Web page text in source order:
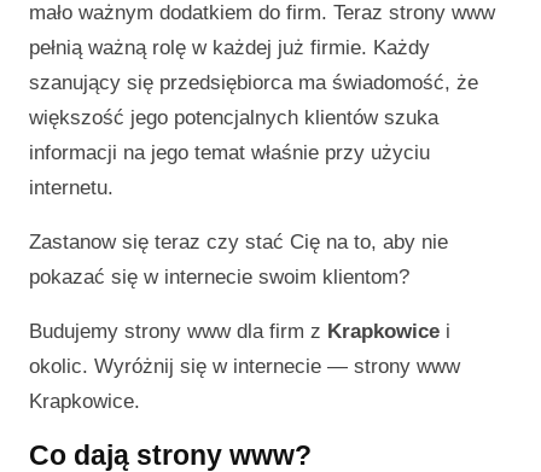
mało ważnym dodatkiem do firm. Teraz strony www
pełnią ważną rolę w każdej już firmie. Każdy
szanujący się przedsiębiorca ma świadomość, że
większość jego potencjalnych klientów szuka
informacji na jego temat właśnie przy użyciu
internetu.
Zastanow się teraz czy stać Cię na to, aby nie
pokazać się w internecie swoim klientom?
Budujemy strony www dla firm z Krapkowice i
okolic. Wyróżnij się w internecie — strony www
Krapkowice.
Co dają strony www?